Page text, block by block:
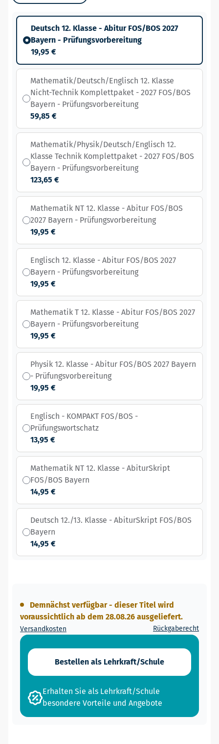
Deutsch 12. Klasse - Abitur FOS/BOS 2027
Bayern - Prüfungsvorbereitung
19,95 €
Mathematik/Deutsch/Englisch 12. Klasse
Nicht-Technik Komplettpaket - 2027 FOS/BOS
Bayern - Prüfungsvorbereitung
59,85 €
Mathematik/Physik/Deutsch/Englisch 12.
Klasse Technik Komplettpaket - 2027 FOS/BOS
Bayern - Prüfungsvorbereitung
123,65 €
Mathematik NT 12. Klasse - Abitur FOS/BOS
2027 Bayern - Prüfungsvorbereitung
19,95 €
Englisch 12. Klasse - Abitur FOS/BOS 2027
Bayern - Prüfungsvorbereitung
19,95 €
Mathematik T 12. Klasse - Abitur FOS/BOS 2027
Bayern - Prüfungsvorbereitung
19,95 €
Physik 12. Klasse - Abitur FOS/BOS 2027 Bayern
- Prüfungsvorbereitung
19,95 €
Englisch - KOMPAKT FOS/BOS -
Prüfungswortschatz
13,95 €
Mathematik NT 12. Klasse - AbiturSkript
FOS/BOS Bayern
14,95 €
Deutsch 12./13. Klasse - AbiturSkript FOS/BOS
Bayern
14,95 €
Demnächst verfügbar - dieser Titel wird
voraussichtlich ab dem 28.08.26 ausgeliefert.
Versandkosten Rückgaberecht
Bestellen als Lehrkraft/Schule
Erhalten Sie als Lehrkraft/Schule
besondere Vorteile und Angebote